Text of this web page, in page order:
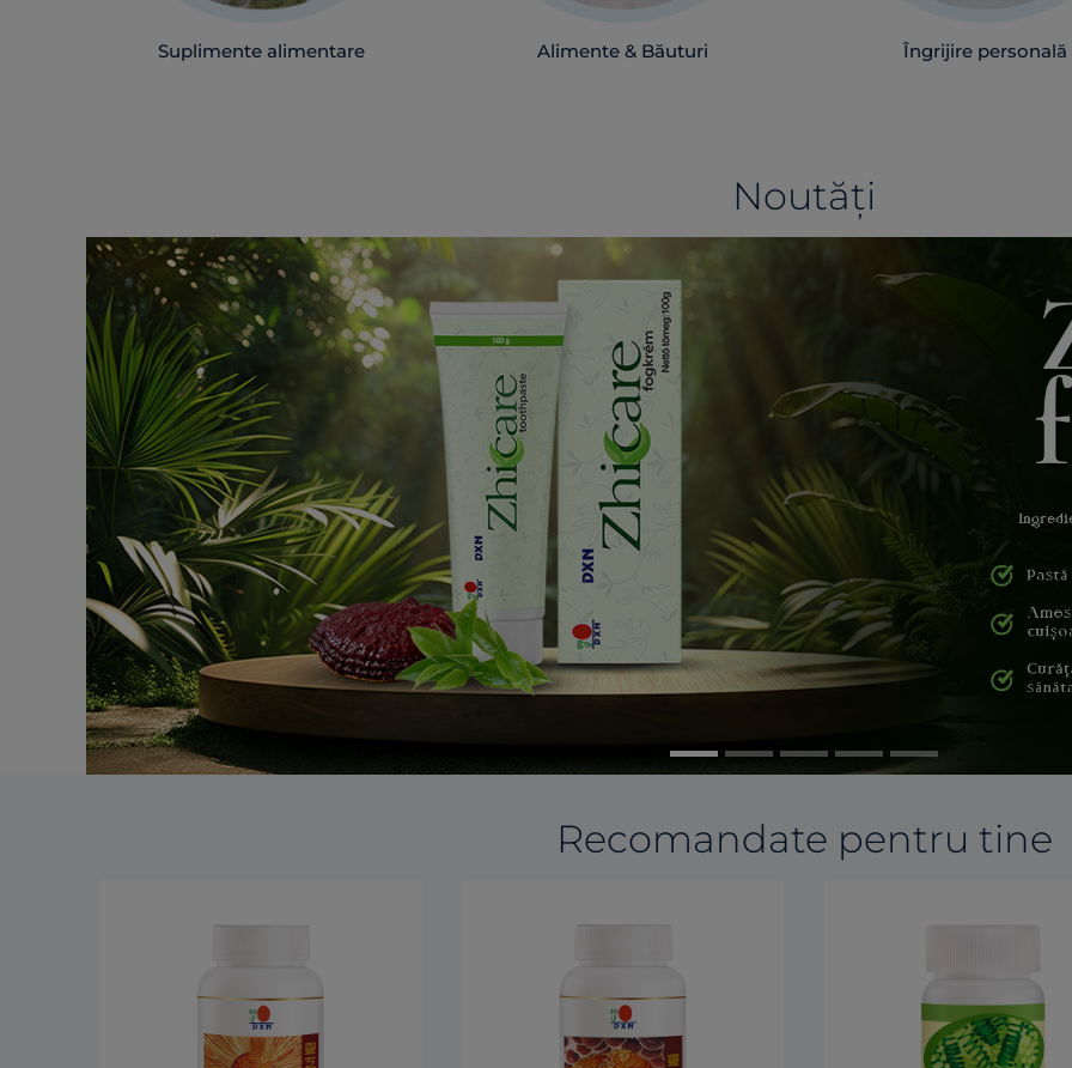
Suplimente alimentare Alimente & Băuturi Îngrijire personală
Noutăți
Recomandate pentru tine